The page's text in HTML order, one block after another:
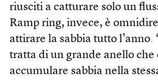
riusciti a catturare solo un
Ramp ring, invece, è
attirare la sabbia tutto l’anno.
tratta di un grande anello che
accumulare sabbia nella